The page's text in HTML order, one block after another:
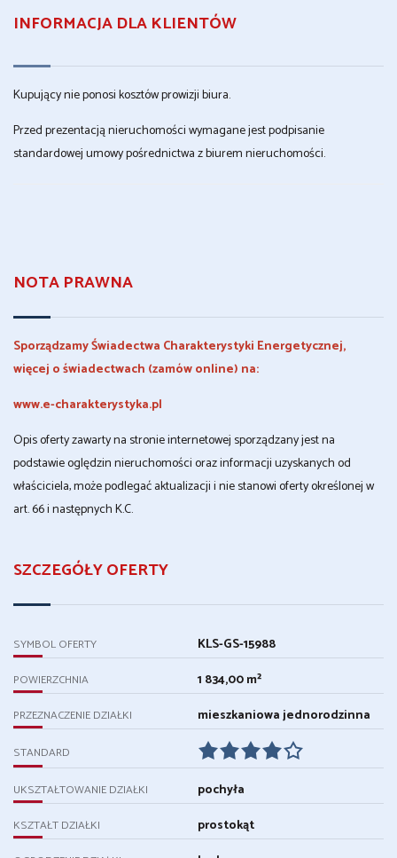
INFORMACJA DLA KLIENTÓW
Kupujący nie ponosi kosztów prowizji biura.
Przed prezentacją nieruchomości wymagane jest podpisanie
standardowej umowy pośrednictwa z biurem nieruchomości.
NOTA PRAWNA
Sporządzamy Świadectwa Charakterystyki Energetycznej,
więcej o świadectwach (zamów online) na:
www.e-charakterystyka.pl
Opis oferty zawarty na stronie internetowej sporządzany jest na
podstawie oględzin nieruchomości oraz informacji uzyskanych od
właściciela, może podlegać aktualizacji i nie stanowi oferty określonej w
art. 66 i następnych K.C.
SZCZEGÓŁY OFERTY
SYMBOL OFERTY KLS-GS-15988
POWIERZCHNIA 1 834,00 m²
PRZEZNACZENIE DZIAŁKI mieszkaniowa jednorodzinna
STANDARD
UKSZTAŁTOWANIE DZIAŁKI pochyła
KSZTAŁT DZIAŁKI prostokąt